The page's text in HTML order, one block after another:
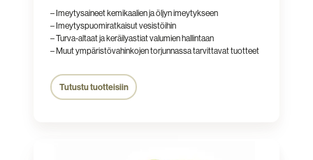
– Imeytysaineet kemikaalien ja öljyn imeytykseen
– Imeytyspuomiratkaisut vesistöihin
– Turva-altaat ja keräilyastiat valumien hallintaan
– Muut ympäristövahinkojen torjunnassa tarvittavat tuotteet
Tutustu tuotteisiin